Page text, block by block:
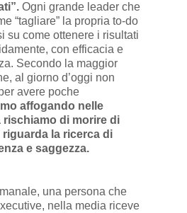
Ogni grande leader che
“tagliare” la propria to-do
su come ottenere i risultati
con efficacia e
Secondo la maggior
al giorno d’oggi non
avere poche
affogando nelle
rischiamo di morire di
la ricerca di
e saggezza.
una persona che
nella media riceve